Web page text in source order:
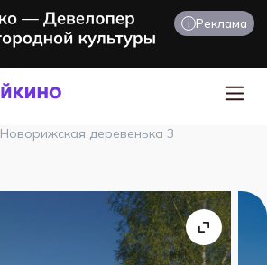
i Реклама
Новорижская деревенька 3